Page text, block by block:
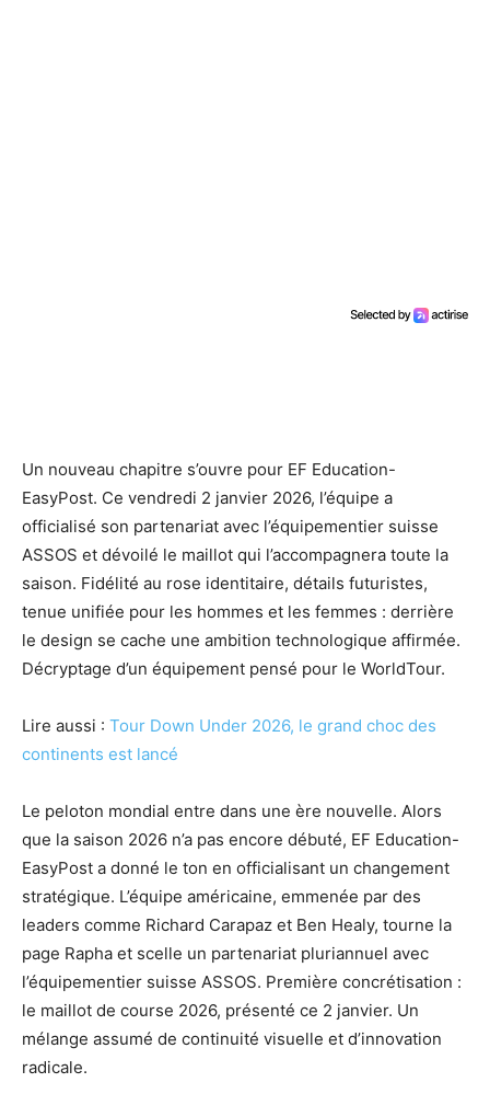
Un nouveau chapitre s’ouvre pour EF Education-
EasyPost. Ce vendredi 2 janvier 2026, l’équipe a
officialisé son partenariat avec l’équipementier suisse
ASSOS et dévoilé le maillot qui l’accompagnera toute la
saison. Fidélité au rose identitaire, détails futuristes,
tenue unifiée pour les hommes et les femmes : derrière
le design se cache une ambition technologique affirmée.
Décryptage d’un équipement pensé pour le WorldTour.
Lire aussi : Tour Down Under 2026, le grand choc des
continents est lancé
Le peloton mondial entre dans une ère nouvelle. Alors
que la saison 2026 n’a pas encore débuté, EF Education-
EasyPost a donné le ton en officialisant un changement
stratégique. L’équipe américaine, emmenée par des
leaders comme Richard Carapaz et Ben Healy, tourne la
page Rapha et scelle un partenariat pluriannuel avec
l’équipementier suisse ASSOS. Première concrétisation :
le maillot de course 2026, présenté ce 2 janvier. Un
mélange assumé de continuité visuelle et d’innovation
radicale.